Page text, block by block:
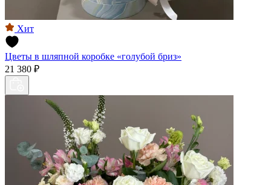
Хит
Цветы в шляпной коробке «голубой бриз»
21 380 ₽